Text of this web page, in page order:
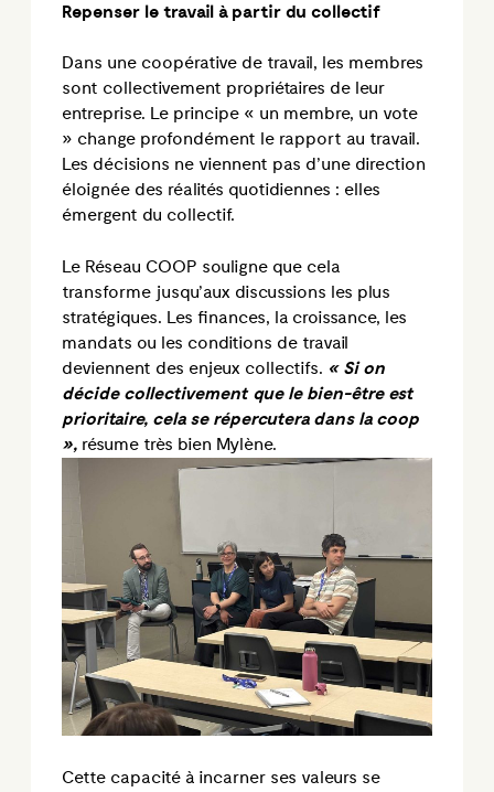
Repenser le travail à partir du collectif
Dans une coopérative de travail, les membres
sont collectivement propriétaires de leur
entreprise. Le principe « un membre, un vote
» change profondément le rapport au travail.
Les décisions ne viennent pas d’une direction
éloignée des réalités quotidiennes : elles
émergent du collectif.
Le Réseau COOP souligne que cela
transforme jusqu’aux discussions les plus
stratégiques. Les finances, la croissance, les
mandats ou les conditions de travail
deviennent des enjeux collectifs. « Si on
décide collectivement que le bien-être est
prioritaire, cela se répercutera dans la coop
», résume très bien Mylène.
Cette capacité à incarner ses valeurs se